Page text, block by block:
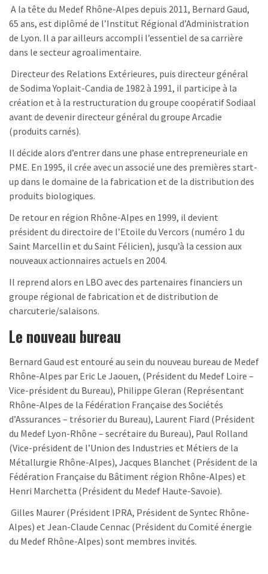
A la tête du Medef Rhône-Alpes depuis 2011, Bernard Gaud,
65 ans, est diplômé de l’Institut Régional d’Administration
de Lyon. Il a par ailleurs accompli l’essentiel de sa carrière
dans le secteur agroalimentaire.
Directeur des Relations Extérieures, puis directeur général
de Sodima Yoplait-Candia de 1982 à 1991, il participe à la
création et à la restructuration du groupe coopératif Sodiaal
avant de devenir directeur général du groupe Arcadie
(produits carnés).
Il décide alors d’entrer dans une phase entrepreneuriale en
PME. En 1995, il crée avec un associé une des premières start-
up dans le domaine de la fabrication et de la distribution des
produits biologiques.
De retour en région Rhône-Alpes en 1999, il devient
président du directoire de l’Etoile du Vercors (numéro 1 du
Saint Marcellin et du Saint Félicien), jusqu’à la cession aux
nouveaux actionnaires actuels en 2004.
Il reprend alors en LBO avec des partenaires financiers un
groupe régional de fabrication et de distribution de
charcuterie/salaisons.
Le nouveau bureau
Bernard Gaud est entouré au sein du nouveau bureau de Medef
Rhône-Alpes par Eric Le Jaouen, (Président du Medef Loire –
Vice-président du Bureau), Philippe Gleran (Représentant
Rhône-Alpes de la Fédération Française des Sociétés
d’Assurances – trésorier du Bureau), Laurent Fiard (Président
du Medef Lyon-Rhône – secrétaire du Bureau), Paul Rolland
(Vice-président de l’Union des Industries et Métiers de la
Métallurgie Rhône-Alpes), Jacques Blanchet (Président de la
Fédération Française du Bâtiment région Rhône-Alpes) et
Henri Marchetta (Président du Medef Haute-Savoie).
Gilles Maurer (Président IPRA, Président de Syntec Rhône-
Alpes) et Jean-Claude Cennac (Président du Comité énergie
du Medef Rhône-Alpes) sont membres invités.